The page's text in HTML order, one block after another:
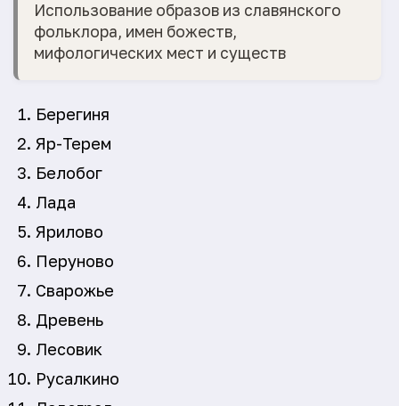
Использование образов из славянского
фольклора, имен божеств,
мифологических мест и существ
Берегиня
Яр-Терем
Белобог
Лада
Ярилово
Перуново
Сварожье
Древень
Лесовик
Русалкино